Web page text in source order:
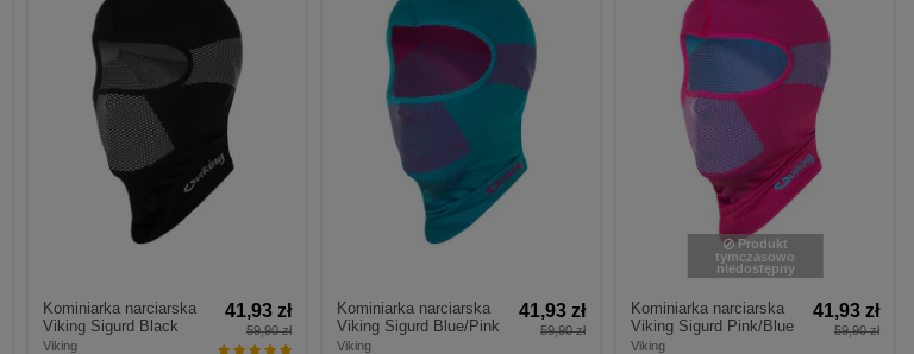
Kominiarka narciarska
Viking Sigurd Black
Viking
41,93 zł
59,90 zł
Kominiarka narciarska
Viking Sigurd Blue/Pink
Viking
41,93 zł
59,90 zł
Produkt
tymczasowo
niedostępny
Kominiarka narciarska
Viking Sigurd Pink/Blue
Viking
41,93 zł
59,90 zł